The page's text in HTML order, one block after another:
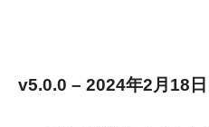
v5.0.0 – 2024年2月18日